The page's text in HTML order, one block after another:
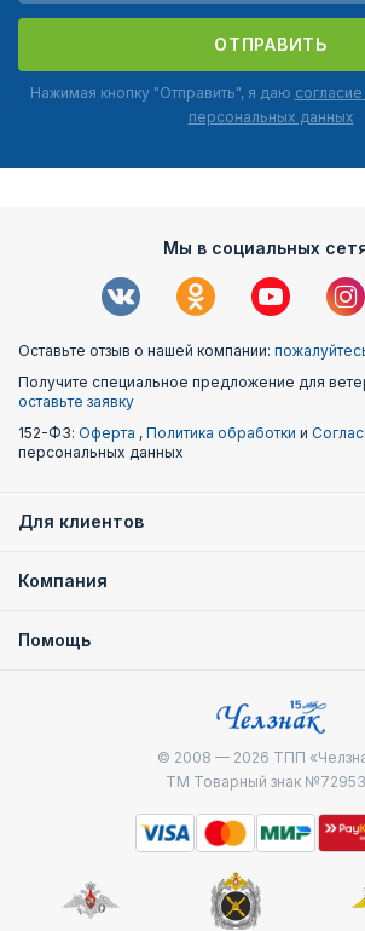
ОТПРАВИТЬ
Нажимая кнопку "Отправить", я даю
персональных данных
Мы в социальных
Оставьте отзыв о нашей компании:
Получите специальное предложение для
оставьте заявку
152-ФЗ: Оферта , Политика обработки и
персональных данных
Для клиентов
Компания
Помощь
© 2008 — 2026 ТПП
ТМ Товарный знак